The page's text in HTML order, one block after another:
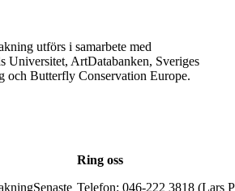
utförs i samarbete med
Universitet, ArtDatabanken, Sveriges
och Butterfly Conservation Europe.
Ring oss
Telefon: 046-222 3818 (Lars
Senaste